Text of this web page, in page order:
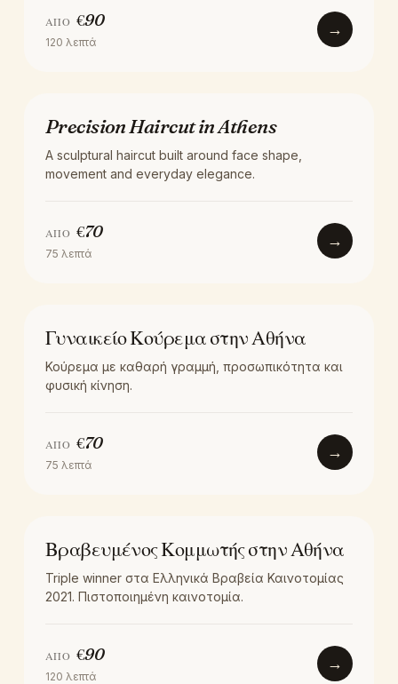
ΑΠΌ €90
120 λεπτά
→
ΚΟΎΡΕΜΑ
Precision Haircut in Athens
A sculptural haircut built around face shape,
movement and everyday elegance.
ΑΠΌ €70
75 λεπτά
→
ΚΟΎΡΕΜΑ
Γυναικείο Κούρεμα στην Αθήνα
Κούρεμα με καθαρή γραμμή, προσωπικότητα και
φυσική κίνηση.
ΑΠΌ €70
75 λεπτά
→
LOCATION
Βραβευμένος Κομμωτής στην Αθήνα
Triple winner στα Ελληνικά Βραβεία Καινοτομίας
2021. Πιστοποιημένη καινοτομία.
ΑΠΌ €90
120 λεπτά
→